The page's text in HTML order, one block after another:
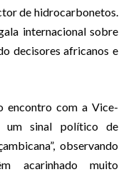
de hidrocarbonetos.
internacional sobre
decisores africanos e
encontro com a Vice-
um sinal político de
observando
acarinhado muito